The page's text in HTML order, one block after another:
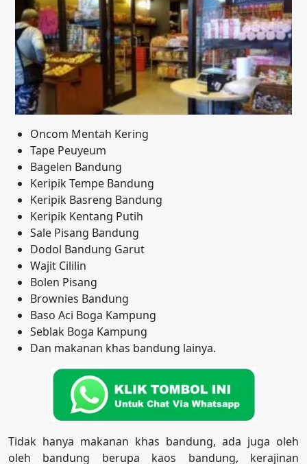
Oncom Mentah Kering
Tape Peuyeum
Bagelen Bandung
Keripik Tempe Bandung
Keripik Basreng Bandung
Keripik Kentang Putih
Sale Pisang Bandung
Dodol Bandung Garut
Wajit Cililin
Bolen Pisang
Brownies Bandung
Baso Aci Boga Kampung
Seblak Boga Kampung
Dan makanan khas bandung lainya.
Tidak hanya makanan khas bandung, ada juga oleh
oleh bandung berupa kaos bandung, kerajinan